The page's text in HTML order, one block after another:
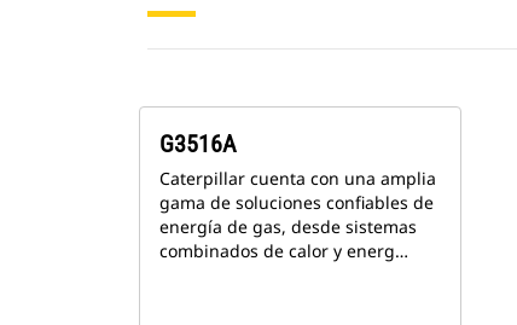
G3516A
Caterpillar cuenta con una amplia
gama de soluciones confiables de
energía de gas, desde sistemas
combinados de calor y energ…